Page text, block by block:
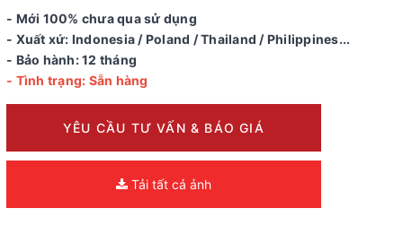
- Mới 100% chưa qua sử dụng
- Xuất xứ: Indonesia / Poland / Thailand / Philippines...
- Bảo hành: 12 tháng
- Tình trạng: Sẵn hàng
YÊU CẦU TƯ VẤN & BÁO GIÁ
Tải tất cả ảnh